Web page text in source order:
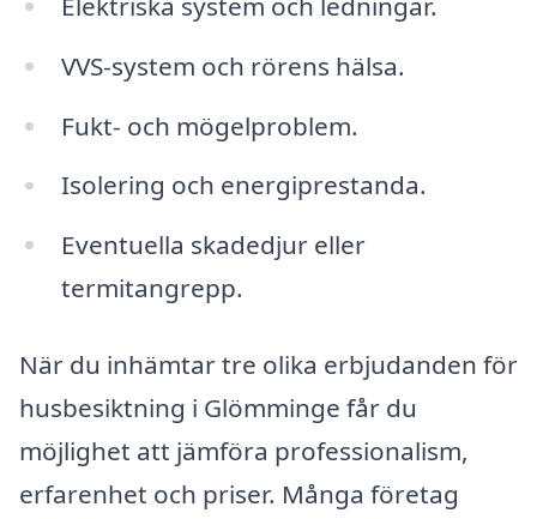
VVS-system och rörens hälsa.
Fukt- och mögelproblem.
Isolering och energiprestanda.
Eventuella skadedjur eller
termitangrepp.
När du inhämtar tre olika erbjudanden för
husbesiktning i Glömminge får du
möjlighet att jämföra professionalism,
erfarenhet och priser. Många företag